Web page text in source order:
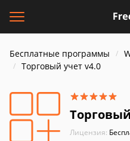
Бесплатные программы
Торговый учет v4.0
Лицензия: